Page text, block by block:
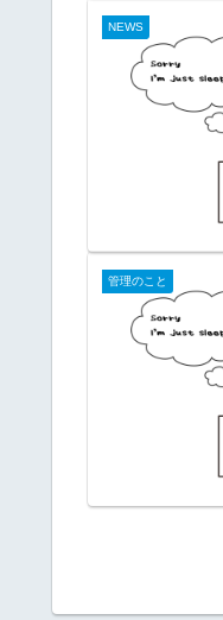
NEWS
管理のこと